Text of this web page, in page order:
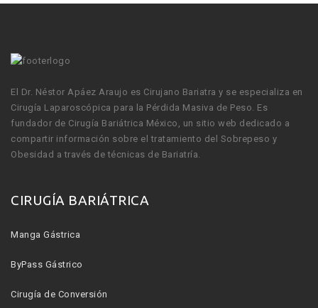
El Dr. Néstor Apáez Araujo es Cirujano Bariatra y se especializa en
Cirugía Laparoscópica para la Pérdida Masiva de Peso. Es
fundador de Cirugía Bariátrica México, un sitio web dedicado a
compartir información sobre el tratamiento del Sobrepeso y
Obesidad a través de técnicas de Bariatría.
CIRUGÍA BARIÁTRICA
Manga Gástrica
ByPass Gástrico
Cirugía de Conversión